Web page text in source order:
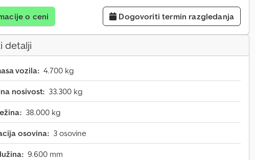
o ceni Dogovoriti termin razgledanja
detalji
vozila: 4.700 kg
nosivost: 33.300 kg
38.000 kg
osovina: 3 osovine
9.600 mm